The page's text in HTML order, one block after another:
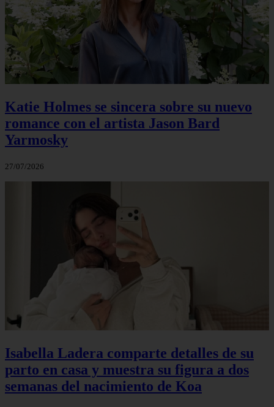
Katie Holmes se sincera sobre su nuevo
romance con el artista Jason Bard
Yarmosky
27/07/2026
Isabella Ladera comparte detalles de su
parto en casa y muestra su figura a dos
semanas del nacimiento de Koa